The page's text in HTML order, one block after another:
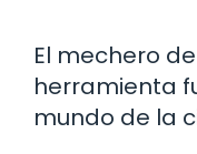
El mechero
herramienta
mundo de la